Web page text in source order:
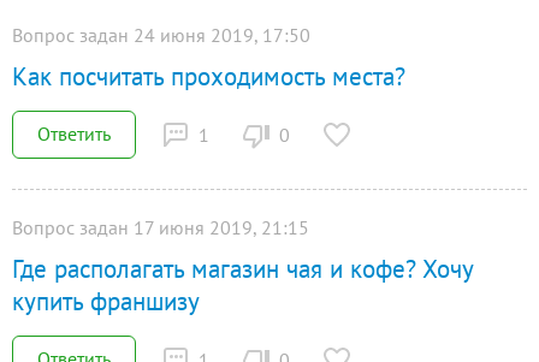
Вопрос задан 24 июня 2019, 17:50
Как посчитать проходимость места?
Ответить 1 0
Вопрос задан 17 июня 2019, 21:15
Где располагать магазин чая и кофе? Хочу
купить франшизу